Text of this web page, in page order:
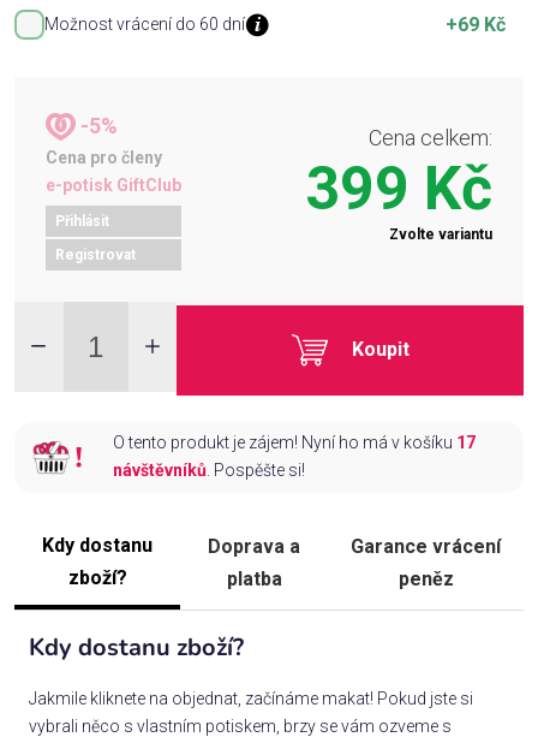
Možnost vrácení do 60 dní +69 Kč
-5%
Cena pro členy
e-potisk GiftClub
Přihlásit
Registrovat
Cena celkem:
399 Kč
Zvolte variantu
Koupit
O tento produkt je zájem! Nyní ho má v košíku 17
návštěvníků. Pospěšte si!
Kdy dostanu
zboží?
Doprava a
platba
Garance vrácení
peněz
Kdy dostanu zboží?
Jakmile kliknete na objednat, začínáme makat! Pokud jste si
vybrali něco s vlastním potiskem, brzy se vám ozveme s